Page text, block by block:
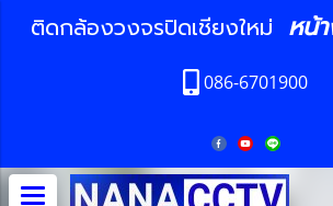
ติดกล้องวงจรปิดเชียงใหม่ หน้
086-6701900